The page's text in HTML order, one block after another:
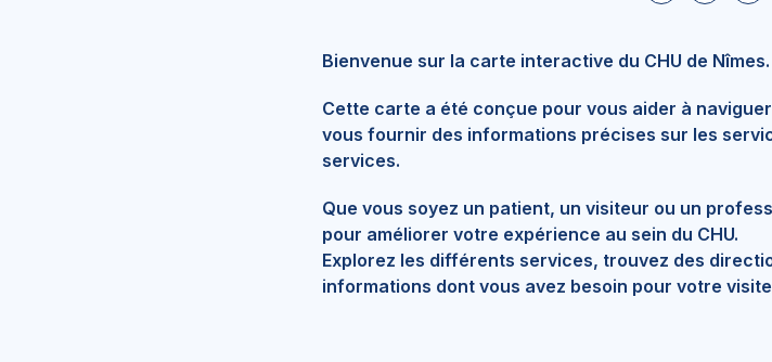
Bienvenue sur la carte interactive du CHU de Nîmes.
Cette carte a été conçue pour vous aider à
vous fournir des informations précises sur les
services.
Que vous soyez un patient, un visiteur ou un
pour améliorer votre expérience au sein du CHU.
Explorez les différents services, trouvez des
informations dont vous avez besoin pour votre